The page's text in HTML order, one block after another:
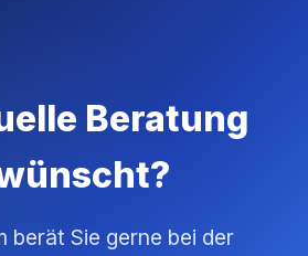
Beratung
berät Sie gerne bei der